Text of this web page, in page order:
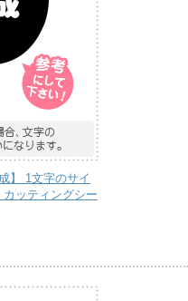
】 1文字のサイ
ッティングシー